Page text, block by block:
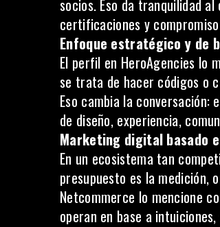
socios. Eso da tranquilidad
certificaciones y
Enfoque estratégico y de
El perfil en HeroAgencies lo
se trata de hacer códigos o
Eso cambia la conversación:
de diseño, experiencia,
Marketing digital basado
En un ecosistema tan
presupuesto es la medición,
Netcommerce lo mencione
operan en base a